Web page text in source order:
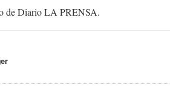
de Diario LA PRENSA.